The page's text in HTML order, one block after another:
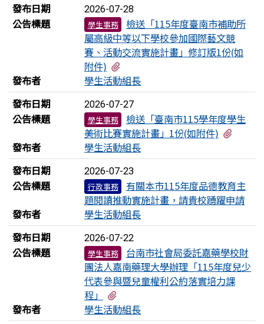
發布日期
2026-07-28
公告標題 學生事務
檢送「115年度臺南市補助所
屬高級中等以下學校參加國際藝文競
賽、活動交流實施計畫」修訂版1份(如
附件)
發布者
學生活動組長
發布日期
2026-07-27
公告標題 學生事務
檢送「臺南市115學年度學生
美術比賽實施計畫」1份(如附件)
發布者
學生活動組長
發布日期
2026-07-23
公告標題 行政事務
有關本市115年度品德教育主
題閱讀推動實施計畫，請貴校踴躍申請
發布者
學生活動組長
發布日期
2026-07-22
公告標題 學生事務
台南市社會局委託嘉藥學校財
團法人嘉南藥理大學辦理「115年度兒少
代表參與暨兒童權利公約落實培力課
程」
發布者
學生活動組長